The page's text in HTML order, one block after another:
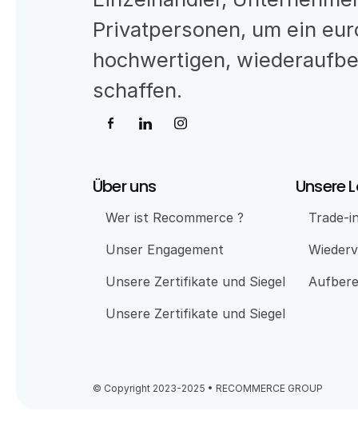
Privatpersonen, um ein
hochwertigen,
schaffen.
Über uns
Wer ist Recommerce ?
Unser Engagement
Unsere Zertifikate und Siegel
Unsere Zertifikate und Siegel
Unsere
Trade-
© Copyright 2023-2025 • RECOMMERCE GROUP